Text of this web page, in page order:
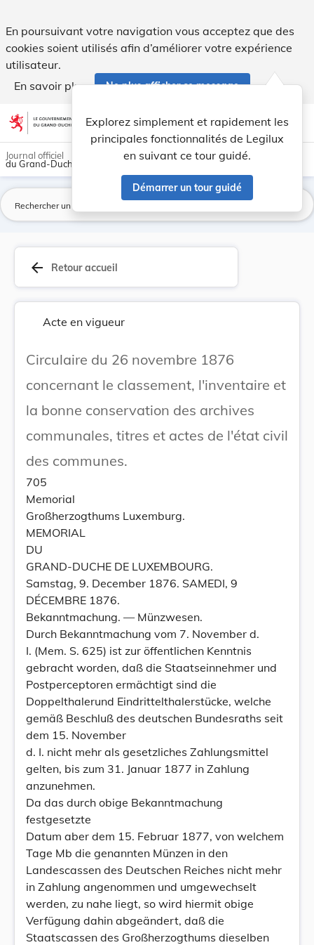
En poursuivant votre navigation vous acceptez que des
cookies soient utilisés afin d’améliorer votre expérience
utilisateur.
En savoir plus
Ne plus afficher ce message
Aller au contenu account_circle help Aide
Explorez simplement et rapidement les
principales fonctionnalités de Legilux
en suivant ce tour guidé.
Démarrer un tour guidé
light_mode dark_mode
Journal officiel
du Grand-Duché de Luxembourg
arrow_back Retour accueil
Acte en vigueur
Circulaire du 26 novembre 1876
concernant le classement, l'inventaire et
la bonne conservation des archives
communales, titres et actes de l'état civil
des communes.
705
Memorial
Großherzogthums Luxemburg.
MEMORIAL
DU
GRAND-DUCHE DE LUXEMBOURG.
Samstag, 9. December 1876. SAMEDI, 9
DÉCEMBRE 1876.
Bekanntmachung. — Münzwesen.
Durch Bekanntmachung vom 7. November d.
I. (Mem. S. 625) ist zur öffentlichen Kenntnis
gebracht worden, daß die Staatseinnehmer und
Postperceptoren ermächtigt sind die
Doppelthalerund Eindrittelthalerstücke, welche
gemäß Beschluß des deutschen Bundesraths seit
dem 15. November
d. I. nicht mehr als gesetzliches Zahlungsmittel
gelten, bis zum 31. Januar 1877 in Zahlung
anzunehmen.
Da das durch obige Bekanntmachung
festgesetzte
Datum aber dem 15. Februar 1877, von welchem
Tage Mb die genannten Münzen in den
Landescassen des Deutschen Reiches nicht mehr
in Zahlung angenommen und umgewechselt
werden, zu nahe liegt, so wird hiermit obige
Verfügung dahin abgeändert, daß die
Staatscassen des Großherzogthums dieselben